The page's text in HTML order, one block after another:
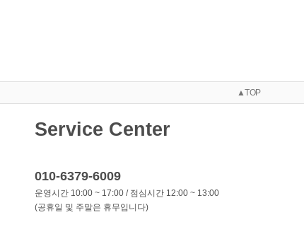
▲TOP
Service Center
010-6379-6009
운영시간 10:00 ~ 17:00 / 점심시간 12:00 ~ 13:00
(공휴일 및 주말은 휴무입니다)